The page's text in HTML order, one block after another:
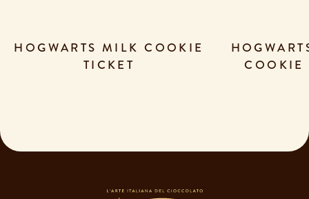
HOGWARTS MILK COOKIE
TICKET
COOKIE